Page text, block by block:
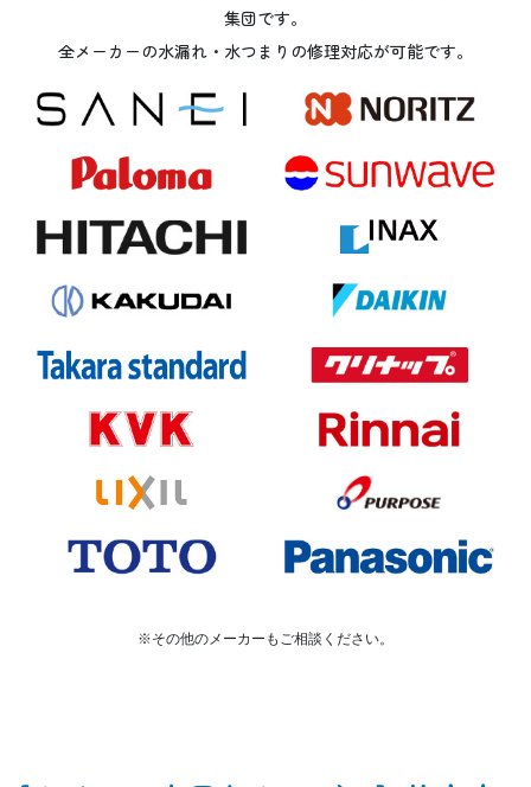
集団です。
全メーカーの水漏れ・水つまりの修理対応が可能です。
※その他のメーカーもご相談ください。